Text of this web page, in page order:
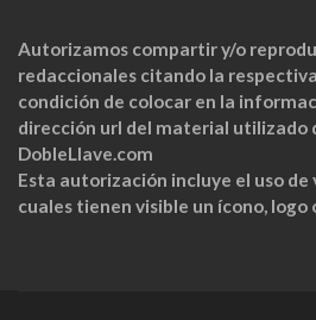
Autorizamos compartir y/o
redaccionales citando la
condición de colocar en la
dirección url del material utilizado
DobleLlave.com
Esta autorización incluye el uso de
cuales tienen visible un ícono, logo